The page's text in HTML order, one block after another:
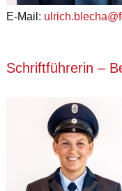
E-Mail:
Schriftführerin –